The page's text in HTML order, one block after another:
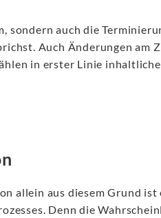
sondern auch die
Auch Änderungen am
in erster Linie inhaltliche
allein aus diesem Grund
Denn die